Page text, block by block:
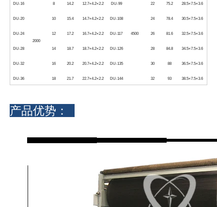
4500
DU-16
2000
8 14.2 12.7×4.2×2.2 DU-99 22 75.2 28.5×7.5×3.6
DU-20 10 15.4 14.7×4.2×2.2 DU-108 24 78.4 30.5×7.5×3.6
DU-24 12 17.2 16.7×4.2×2.2 DU-117 26 81.6 32.5×7.5×3.6
DU-28 14 18.7 18.7×4.2×2.2 DU-126 28 84.8 34.5×7.5×3.6
DU-32 16 20.2 20.7×4.2×2.2 DU-135 30 88 36.5×7.5×3.6
DU-36 18 21.7 22.7×4.2×2.2 DU-144 32 93 38.5×7.5×3.6
产品优势：